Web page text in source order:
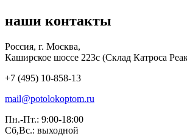
наши контакты
Россия, г. Москва,
Каширское шоссе 223с (Склад Катроса
+7 (‎495) 10-858-13
mail@potolokoptom.ru
Пн.-Пт.: 9:00-18:00
Сб,Вс.: выходной